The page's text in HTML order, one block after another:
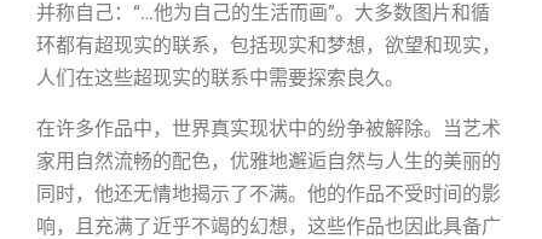
并称自己：“…他为自己的生活而画”。大多数图片和循
环都有超现实的联系，包括现实和梦想，欲望和现实，
人们在这些超现实的联系中需要探索良久。
在许多作品中，世界真实现状中的纷争被解除。当艺术
家用自然流畅的配色，优雅地邂逅自然与人生的美丽的
同时，他还无情地揭示了不满。他的作品不受时间的影
响，且充满了近乎不竭的幻想，这些作品也因此具备广